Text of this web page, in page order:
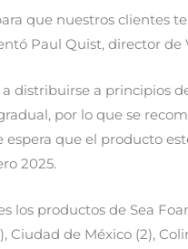
que nuestros clientes
Paul Quist, director
distribuirse a principios
por lo que se
espera que el producto
2025.
los productos de Sea
Ciudad de México (2),